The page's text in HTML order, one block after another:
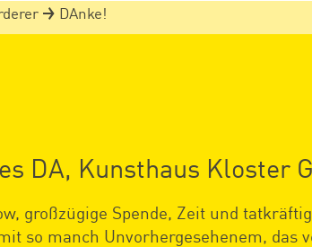
DAnke!
DA, Kunsthaus Kloster
großzügige Spende, Zeit und
so manch Unvorhergesehenem,